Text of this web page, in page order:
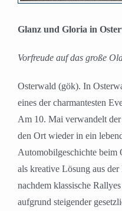
Glanz und Gloria in
Vorfreude auf das große
Osterwald (gök). In
eines der charmantesten
Am 10. Mai verwandelt
den Ort wieder in ein
Automobilgeschichte beim
als kreative Lösung aus
nachdem klassische
aufgrund steigender